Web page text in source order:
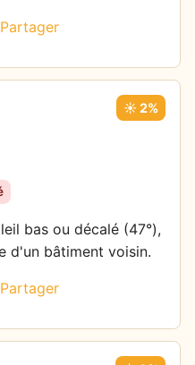
☀️ 2%
bas ou décalé (47°),
d'un bâtiment voisin.